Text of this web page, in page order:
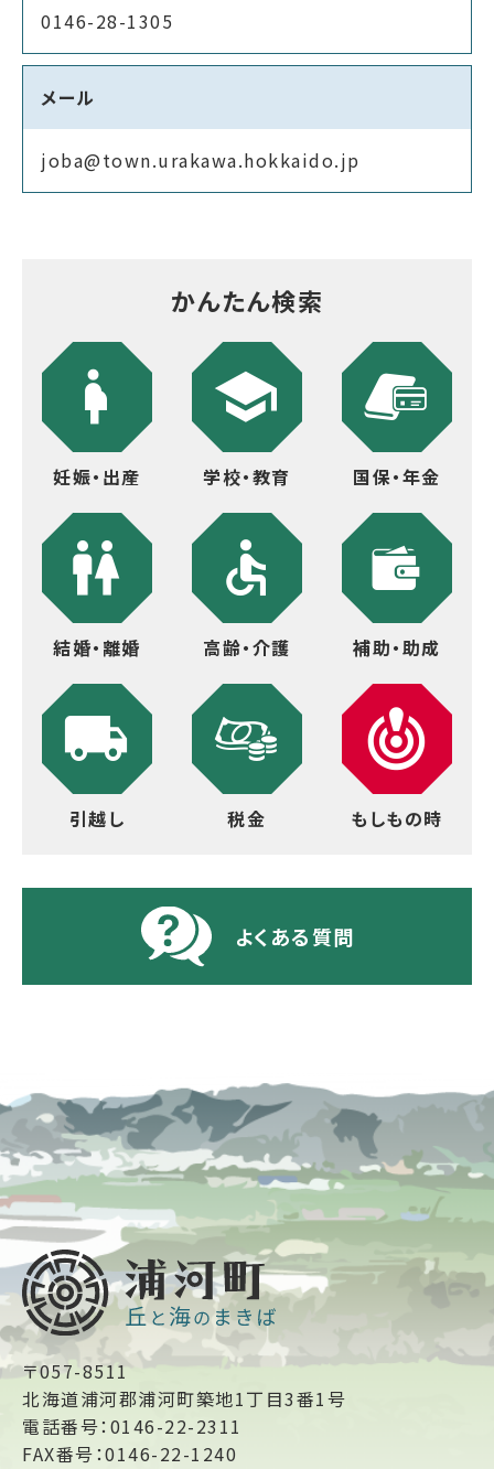
0146-28-1305
メール
joba@town.urakawa.hokkaido.jp
かんたん検索
妊娠・出産 学校・教育 国保・年金
結婚・離婚 高齢・介護 補助・助成
引越し 税金 もしもの時
よくある質問
〒057-8511
北海道浦河郡浦河町築地1丁目3番1号
電話番号：0146-22-2311
FAX番号：0146-22-1240